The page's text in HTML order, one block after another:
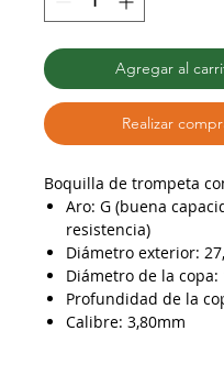
Agregar al
Realizar
Boquilla de trompeta
Aro: G (buena
resistencia)
Diámetro exterior:
Diámetro de la copa:
Profundidad de la
Calibre: 3,80mm